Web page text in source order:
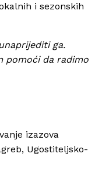
i sezonskih
ga.
pomoći da radimo
izazova
Ugostiteljsko-